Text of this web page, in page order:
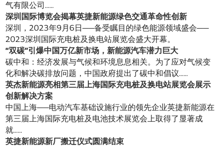
气有限公司……
深圳国际博览会揭幕英捷新能源绿色交通革命性创新
深圳，2023年9月6日——备受瞩目的绿色能源领域盛会——
2023深圳国际充电桩及换电站展览会盛大开幕。
“双碳”引爆中国万亿新市场，新能源汽车潜力巨大
碳中和：经济发展与气候和环境息息相关。为了应对气候变
化和解决碳排放问题，中国政府提出了碳中和倡议……
英杰新能源亮相第三届上海国际充电桩及换电站展览会展示
创新解决方案
中国上海——电动汽车基础设施行业的领先企业英捷新能源在
第三届上海国际充电桩及电池技术展览会上取得了显著成
就……
英捷新能源新厂搬迁仪式圆满结束